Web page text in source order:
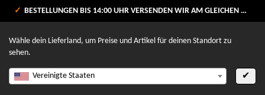
VERSANDKOSTENFREI AB 80 €
BESTELLUNGEN BIS 14:00 UHR VERSENDEN WIR AM GLEICHEN WERKTAG
Wähle dein Lieferland, um Preise und Artikel für deinen Standort zu
sehen.
Vereinigte Staaten ✔